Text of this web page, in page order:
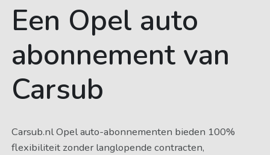
Een Opel auto
abonnement van
Carsub
Carsub.nl Opel auto-abonnementen bieden 100%
flexibiliteit zonder langlopende contracten,